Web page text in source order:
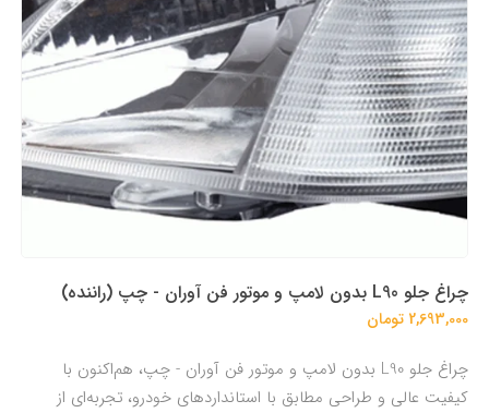
چراغ جلو L90 بدون لامپ و موتور فن آوران - چپ (راننده)
2,693,000 تومان
چراغ جلو L90 بدون لامپ و موتور فن آوران - چپ، هم‌اکنون با
کیفیت عالی و طراحی مطابق با استانداردهای خودرو، تجربه‌ای از